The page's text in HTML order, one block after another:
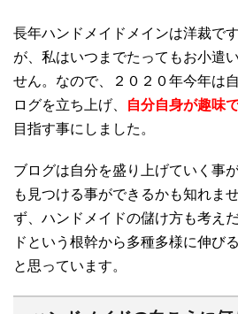
長年ハンドメイドメインは洋裁で
が、私はいつまでたってもお小遣
せん。なので、２０２０年今年は
ログを立ち上げ、
自分自身が趣味
目指す事にしました。
ブログは自分を盛り上げていく事
も見つける事ができるかも知れま
ず、ハンドメイドの儲け方も考え
ドという根幹から多種多様に伸び
と思っています。